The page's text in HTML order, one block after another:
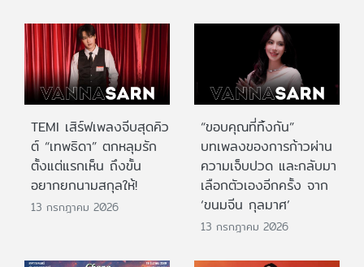
TEMI เสิร์ฟเพลงจีบสุดคิว
ต์ “เทพธิดา” ตกหลุมรัก
ตั้งแต่แรกเห็น ถึงขั้น
อยากยกนามสกุลให้!
13 กรกฎาคม 2026
“ขอบคุณที่ทิ้งกัน”
บทเพลงของการก้าวผ่าน
ความเจ็บปวด และกลับมา
เลือกตัวเองอีกครั้ง จาก
‘ขนมจีน กุลมาศ’
13 กรกฎาคม 2026